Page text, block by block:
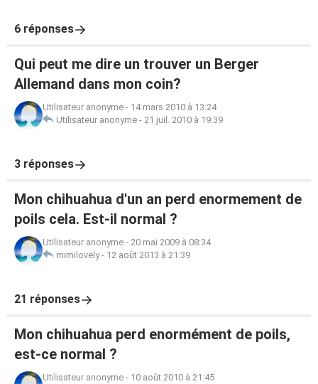
6 réponses
Qui peut me dire un trouver un Berger
Allemand dans mon coin?
Utilisateur anonyme - 14 mars 2010 à 13:24
Utilisateur anonyme - 21 juil. 2010 à 19:39
3 réponses
Mon chihuahua d'un an perd enormement de
poils cela. Est-il normal ?
Utilisateur anonyme - 20 mai 2009 à 08:34
mimilovely- 12 août 2013 à 21:39
21 réponses
Mon chihuahua perd enormément de poils,
est-ce normal ?
Utilisateur anonyme - 10 août 2010 à 21:45